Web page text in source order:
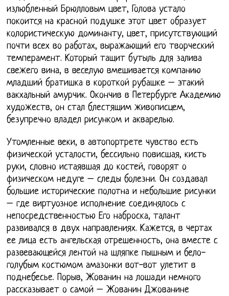
излюбленный Брюлловым цвет, Голова устало
покоится на красной подушке этот цвет образует
колористическую доминанту, цвет, присутствующий
почти всех во работах, выражающий его творческий
темперамент. Который тащит бутыль для залива
свежего вина, в веселую вмешивается компанию
младший братишка в короткой рубашке – этакий
вакхальный амурчик. Окончив в Петербурге Академию
художеств, он стал блестящим живописцем,
безупречно владел рисунком и акварелью.
Утомленные веки, в автопортрете чувство есть
физической усталости, бессильно повисшая, кисть
руки, словно истаявшая до костей, говорят о
физическом недуге – следы болезни. Он создавал
большие исторические полотна и небольшие рисунки
– где виртуозное исполнение соединялось с
непосредственностью Его наброска, талант
развивался в двух направлениях. Кажется, в чертах
ее лица есть ангельская отрешенность, она вместе с
развевающейся лентой на шляпке пышным и бело-
голубым костюмом амазонки вот-вот улетит в
поднебесье. Порыв, Жованин на лошади немного
рассказывает о самой – Жованин Джованине